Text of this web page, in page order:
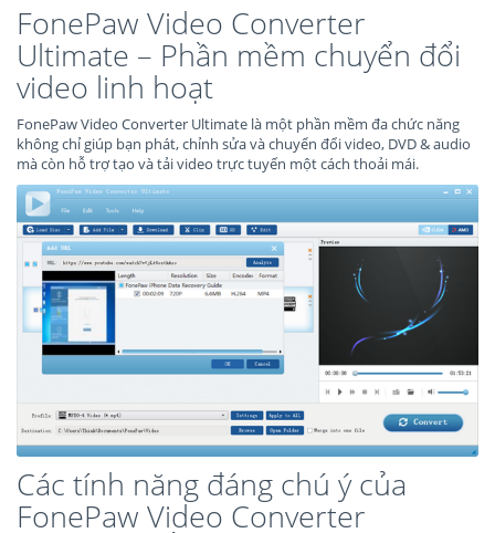
FonePaw Video Converter
Ultimate – Phần mềm chuyển đổi
video linh hoạt
FonePaw Video Converter Ultimate là một phần mềm đa chức năng
không chỉ giúp bạn phát, chỉnh sửa và chuyển đổi video, DVD & audio
mà còn hỗ trợ tạo và tải video trực tuyến một cách thoải mái.
Các tính năng đáng chú ý của
FonePaw Video Converter